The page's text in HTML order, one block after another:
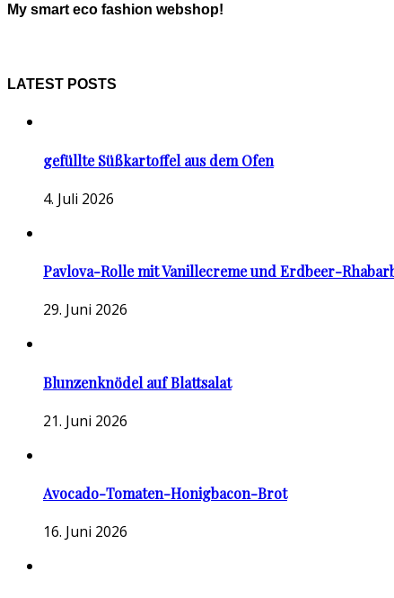
My smart eco fashion webshop!
LATEST POSTS
gefüllte Süßkartoffel aus dem Ofen
4. Juli 2026
Pavlova-Rolle mit Vanillecreme und Erdbeer-
29. Juni 2026
Blunzenknödel auf Blattsalat
21. Juni 2026
Avocado-Tomaten-Honigbacon-Brot
16. Juni 2026